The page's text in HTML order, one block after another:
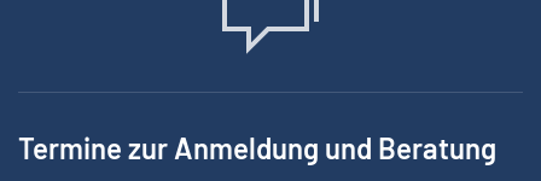
Termine zur Anmeldung und Beratung